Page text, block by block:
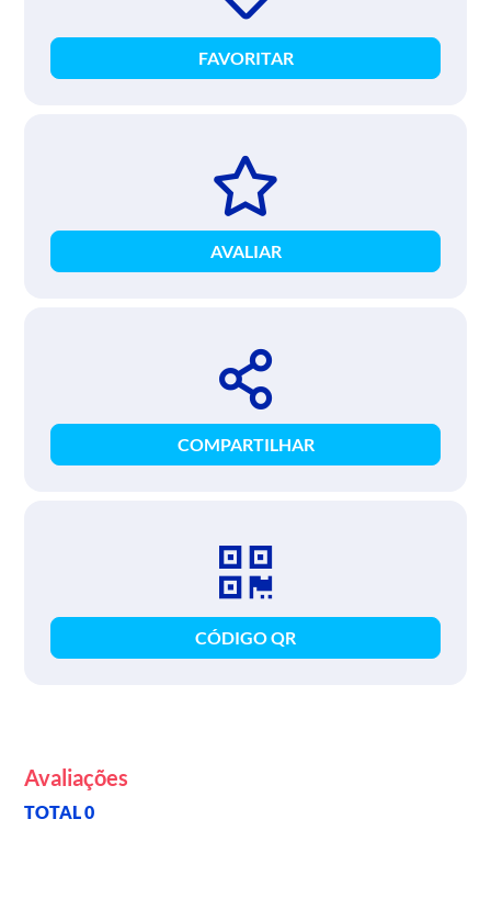
FAVORITAR
AVALIAR
COMPARTILHAR
CÓDIGO QR
Avaliações
TOTAL 0